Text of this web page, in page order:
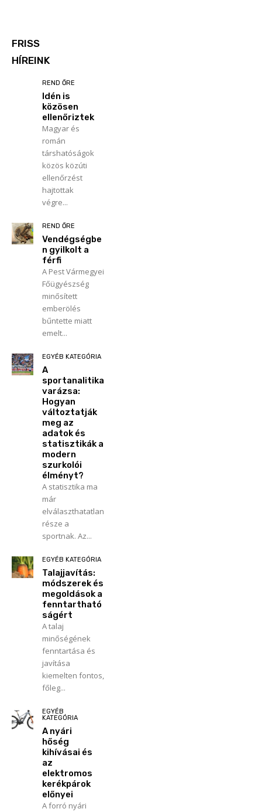
FRISS
HÍREINK
REND ŐRE
Idén is
közösen
ellenőriztek
Magyar és
román
társhatóságok
közös közúti
ellenőrzést
hajtottak
végre...
REND ŐRE
Vendégségbe
n gyilkolt a
férfi
A Pest Vármegyei
Főügyészség
minősített
emberölés
bűntette miatt
emelt...
EGYÉB KATEGÓRIA
A
sportanalitika
varázsa:
Hogyan
változtatják
meg az
adatok és
statisztikák a
modern
szurkolói
élményt?
A statisztika ma
már
elválaszthatatlan
része a
sportnak. Az...
EGYÉB KATEGÓRIA
Talajjavítás:
módszerek és
megoldások a
fenntartható
ságért
A talaj
minőségének
fenntartása és
javítása
kiemelten fontos,
főleg...
EGYÉB
KATEGÓRIA
A nyári
hőség
kihívásai és
az
elektromos
kerékpárok
előnyei
A forró nyári